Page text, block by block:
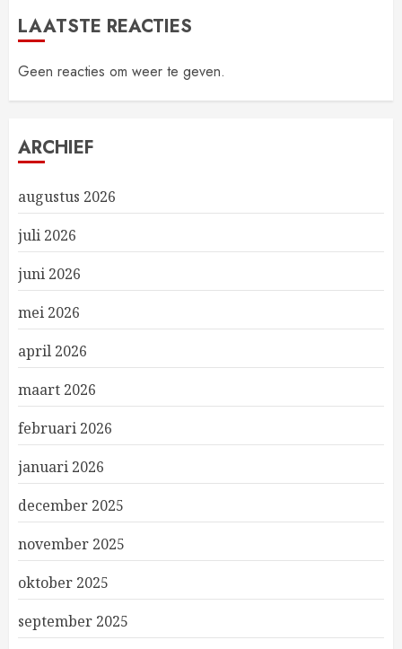
LAATSTE REACTIES
Geen reacties om weer te geven.
ARCHIEF
augustus 2026
juli 2026
juni 2026
mei 2026
april 2026
maart 2026
februari 2026
januari 2026
december 2025
november 2025
oktober 2025
september 2025